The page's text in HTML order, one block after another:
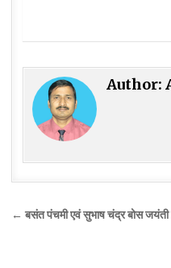
Author:
Post
← बसंत पंचमी एवं सुभाष चंद्र बोस जयंती